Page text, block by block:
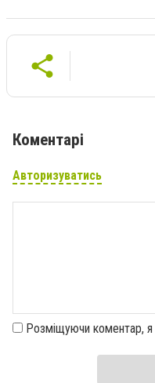
Коментарі
Авторизуватись
Розміщуючи коментар,